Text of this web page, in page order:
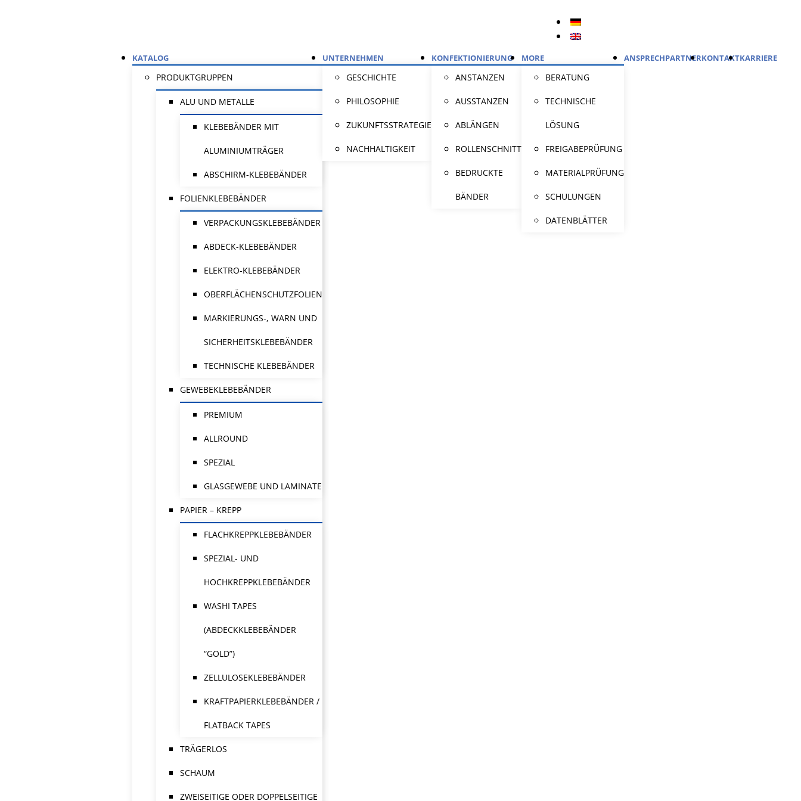
KATALOG
PRODUKTGRUPPEN
ALU UND METALLE
KLEBEBÄNDER MIT
ALUMINIUMTRÄGER
ABSCHIRM-KLEBEBÄNDER
FOLIENKLEBEBÄNDER
VERPACKUNGSKLEBEBÄNDER
ABDECK-KLEBEBÄNDER
ELEKTRO-KLEBEBÄNDER
OBERFLÄCHENSCHUTZFOLIEN
MARKIERUNGS-, WARN UND
SICHERHEITSKLEBEBÄNDER
TECHNISCHE KLEBEBÄNDER
GEWEBEKLEBEBÄNDER
PREMIUM
ALLROUND
SPEZIAL
GLASGEWEBE UND LAMINATE
PAPIER – KREPP
FLACHKREPPKLEBEBÄNDER
SPEZIAL- UND
HOCHKREPPKLEBEBÄNDER
WASHI TAPES
(ABDECKKLEBEBÄNDER
“GOLD”)
ZELLULOSEKLEBEBÄNDER
KRAFTPAPIERKLEBEBÄNDER /
FLATBACK TAPES
TRÄGERLOS
SCHAUM
ZWEISEITIGE ODER DOPPELSEITIGE
UNTERNEHMEN
GESCHICHTE
PHILOSOPHIE
ZUKUNFTSSTRATEGIE
NACHHALTIGKEIT
KONFEKTIONIERUNG
ANSTANZEN
AUSSTANZEN
ABLÄNGEN
ROLLENSCHNITT
BEDRUCKTE
BÄNDER
MORE
BERATUNG
TECHNISCHE
LÖSUNG
FREIGABEPRÜFUNG
MATERIALPRÜFUNG
SCHULUNGEN
DATENBLÄTTER
ANSPRECHPARTNERKONTAKTKARRIERE